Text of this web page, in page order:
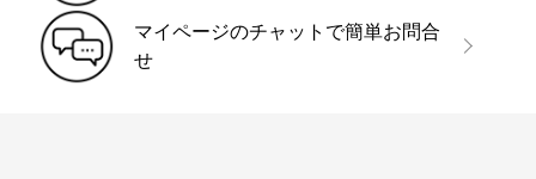
マイページのチャットで簡単お問合
せ